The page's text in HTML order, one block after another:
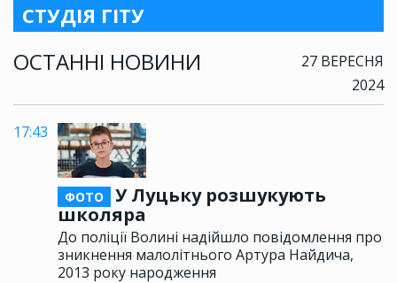
СТУДІЯ ГІТУ
ОСТАННІ НОВИНИ
27 ВЕРЕСНЯ
2024
17:43
ФОТО
У Луцьку розшукують
школяра
До поліції Волині надійшло повідомлення про
зникнення малолітнього Артура Найдича,
2013 року народження